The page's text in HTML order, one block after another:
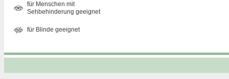
für Menschen mit
Sehbehinderung geeignet
für Blinde geeignet